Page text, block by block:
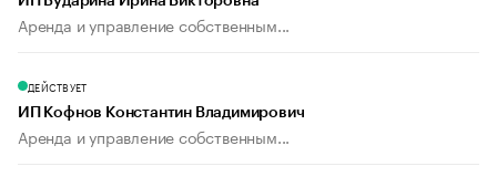
Аренда и управление собственным...
ДЕЙСТВУЕТ
ИП Кофнов Константин Владимирович
Аренда и управление собственным...